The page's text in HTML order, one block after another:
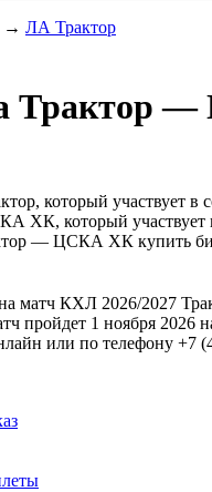
→ ЛА Трактор
Трактор
— ЦСКА ХК купить
матч КХЛ 2026/2027
пройдет 1 ноября 2026
или по телефону +7